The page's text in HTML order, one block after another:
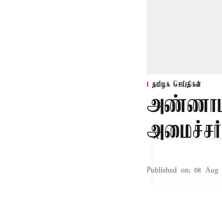
தமிழக செய்திகள்
அமைச்சர்
Published on: 08 Aug
X